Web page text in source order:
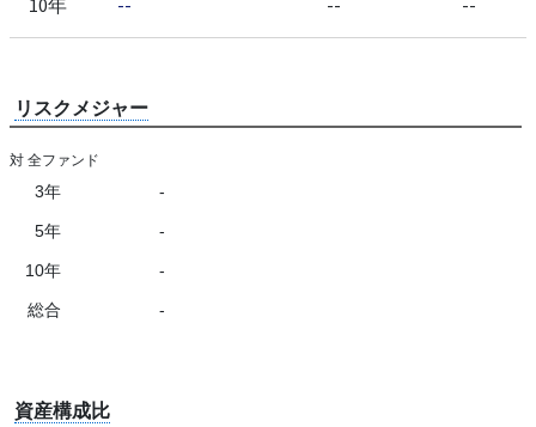
リスクメジャー
対 全ファンド
3年 -
5年 -
10年 -
総合 -
資産構成比